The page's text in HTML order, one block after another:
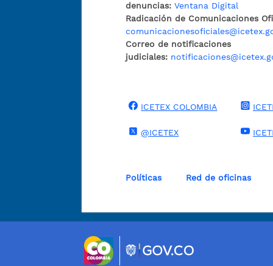
denuncias: Ventana Digital
Radicación de Comunicaciones
Correo de notificaciones
judiciales:
ICETEX COLOMBIA
@ICETEX
Políticas Red de oficinas